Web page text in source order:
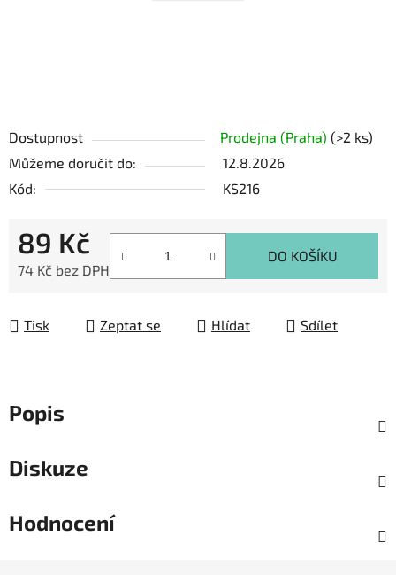
Dostupnost Prodejna (Praha) (>2 ks)
Můžeme doručit do:
12.8.2026
Kód:
KS216
89 Kč
74 Kč bez DPH
DO KOŠÍKU
Tisk Zeptat se Hlídat Sdílet
Popis
Diskuze
Hodnocení